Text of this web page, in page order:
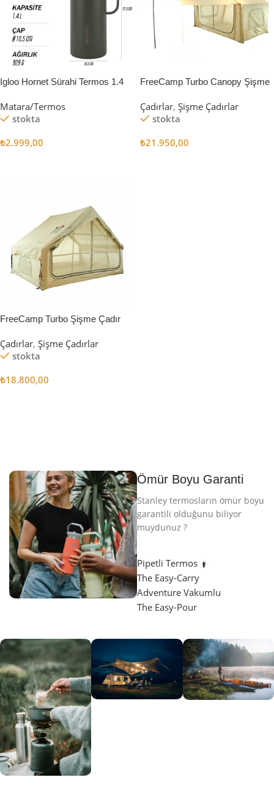
Igloo Hornet Sürahi Termos 1.4
Matara/Termos
stokta
₺2.999,00
FreeCamp Turbo Canopy Şişme
Çadırlar, Şişme Çadırlar
stokta
₺21.950,00
FreeCamp Turbo Şişme Çadır
Çadırlar, Şişme Çadırlar
stokta
₺18.800,00
Ömür Boyu Garanti
Stanley termosların ömür boyu
garantili olduğunu biliyor
muydunuz ?
Pipetli Termos
The Easy-Carry
Adventure Vakumlu
The Easy-Pour